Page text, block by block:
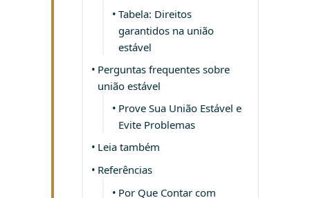
Tabela: Direitos
garantidos na união
estável
Perguntas frequentes sobre
união estável
Prove Sua União Estável e
Evite Problemas
Leia também
Referências
Por Que Contar com